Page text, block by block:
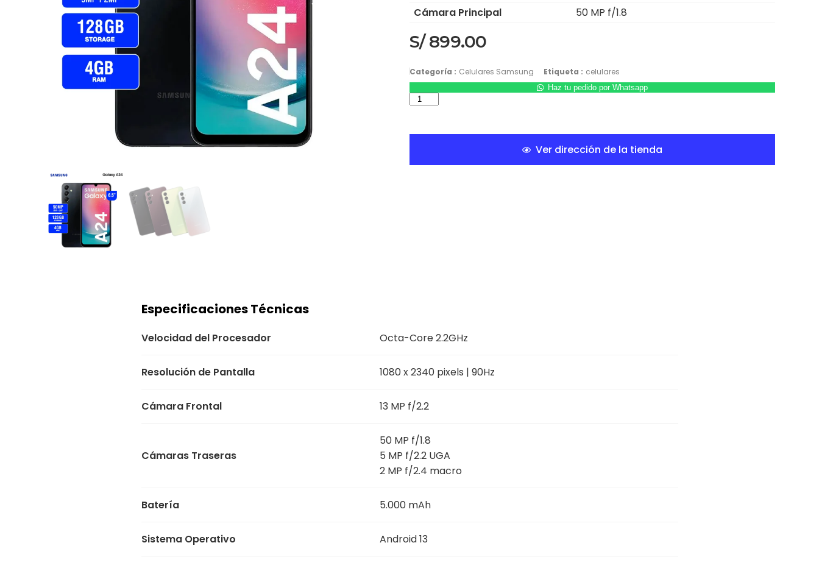
Cámara Principal
50 MP f/1.8
S/899.00
Categoría : Celulares Samsung Etiqueta : celulares
Haz tu pedido por Whatsapp
Ver dirección de la tienda
Especificaciones Técnicas
Velocidad del Procesador Octa-Core 2.2GHz
Resolución de Pantalla 1080 x 2340 pixels | 90Hz
Cámara Frontal 13 MP f/2.2
Cámaras Traseras
50 MP f/1.8
5 MP f/2.2 UGA
2 MP f/2.4 macro
Batería 5.000 mAh
Sistema Operativo Android 13